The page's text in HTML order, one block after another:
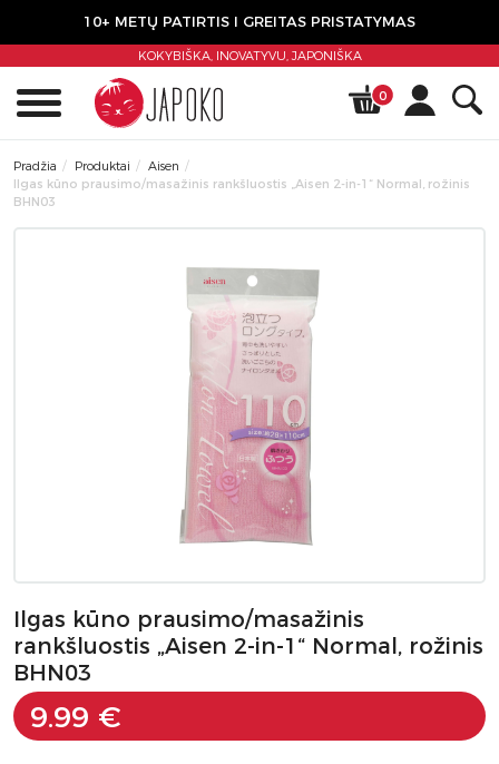
10+ METŲ PATIRTIS I GREITAS PRISTATYMAS
KOKYBIŠKA, INOVATYVU,JAPONIŠKA
0
Pradžia Produktai
Aisen
Ilgas kūno prausimo/masažinis rankšluostis „Aisen 2-in-1“ Normal, rožinis
BHN03
Ilgas kūno prausimo/masažinis
rankšluostis „Aisen 2-in-1“ Normal, rožinis
BHN03
9.99 €